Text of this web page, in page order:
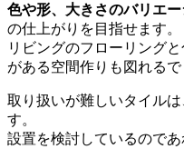
色や形、大きさのバリエ
の仕上がりを目指せます。
リビングのフローリング
がある空間作りも図れるで
取り扱いが難しいタイル
す。
設置を検討しているので